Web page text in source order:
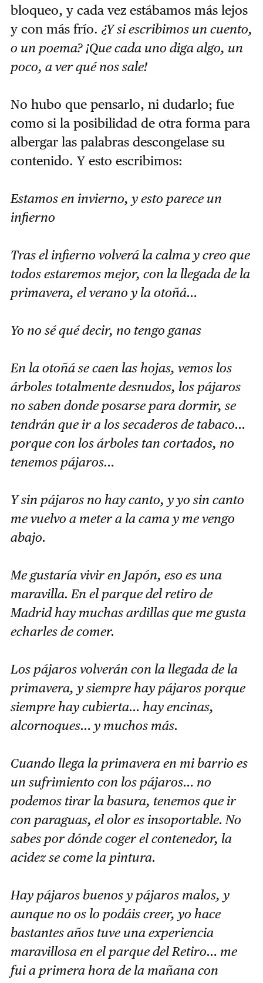
bloqueo, y cada vez estábamos más lejos
y con más frío. ¿Y si escribimos un cuento,
o un poema? ¡Que cada uno diga algo, un
poco, a ver qué nos sale!
No hubo que pensarlo, ni dudarlo; fue
como si la posibilidad de otra forma para
albergar las palabras descongelase su
contenido. Y esto escribimos:
Estamos en invierno, y esto parece un
infierno
Tras el infierno volverá la calma y creo que
todos estaremos mejor, con la llegada de la
primavera, el verano y la otoñá…
Yo no sé qué decir, no tengo ganas
En la otoñá se caen las hojas, vemos los
árboles totalmente desnudos, los pájaros
no saben donde posarse para dormir, se
tendrán que ir a los secaderos de tabaco…
porque con los árboles tan cortados, no
tenemos pájaros…
Y sin pájaros no hay canto, y yo sin canto
me vuelvo a meter a la cama y me vengo
abajo.
Me gustaría vivir en Japón, eso es una
maravilla. En el parque del retiro de
Madrid hay muchas ardillas que me gusta
echarles de comer.
Los pájaros volverán con la llegada de la
primavera, y siempre hay pájaros porque
siempre hay cubierta… hay encinas,
alcornoques… y muchos más.
Cuando llega la primavera en mi barrio es
un sufrimiento con los pájaros… no
podemos tirar la basura, tenemos que ir
con paraguas, el olor es insoportable. No
sabes por dónde coger el contenedor, la
acidez se come la pintura.
Hay pájaros buenos y pájaros malos, y
aunque no os lo podáis creer, yo hace
bastantes años tuve una experiencia
maravillosa en el parque del Retiro… me
fui a primera hora de la mañana con